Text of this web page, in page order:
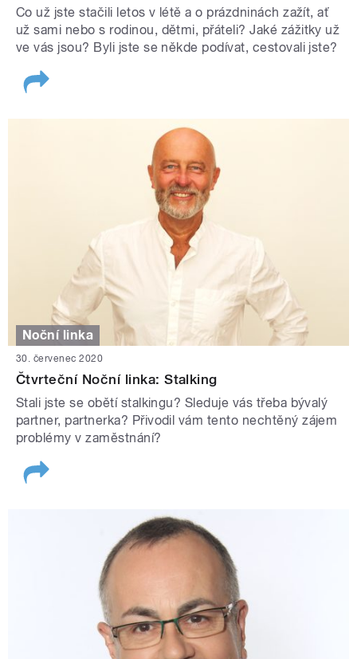
Co už jste stačili letos v létě a o prázdninách zažít, ať
už sami nebo s rodinou, dětmi, přáteli? Jaké zážitky už
ve vás jsou? Byli jste se někde podívat, cestovali jste?
Noční linka
30. červenec 2020
Čtvrteční Noční linka: Stalking
Stali jste se obětí stalkingu? Sleduje vás třeba bývalý
partner, partnerka? Přivodil vám tento nechtěný zájem
problémy v zaměstnání?